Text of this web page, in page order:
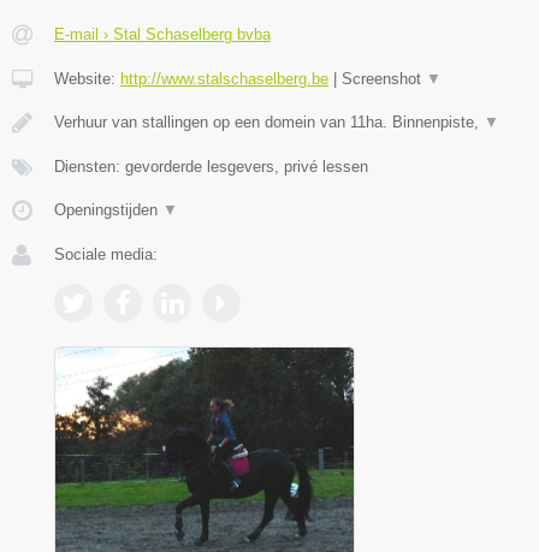
E-mail › Stal Schaselberg bvba
Website: http://www.stalschaselberg.be | Screenshot ▼
Verhuur van stallingen op een domein van 11ha. Binnenpiste, ▼
Diensten: gevorderde lesgevers, privé lessen
Openingstijden ▼
Sociale media: